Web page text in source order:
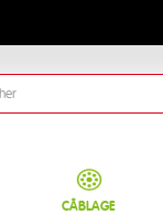
CÂBLAGE